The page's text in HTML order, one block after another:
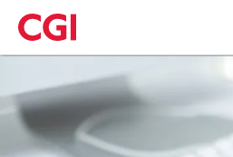
Skip
to
main